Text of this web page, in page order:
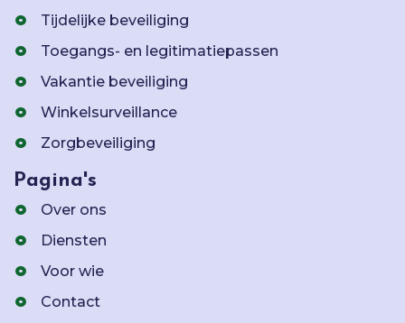
Tijdelijke beveiliging
Toegangs- en legitimatiepassen
Vakantie beveiliging
Winkelsurveillance
Zorgbeveiliging
Pagina's
Over ons
Diensten
Voor wie
Contact